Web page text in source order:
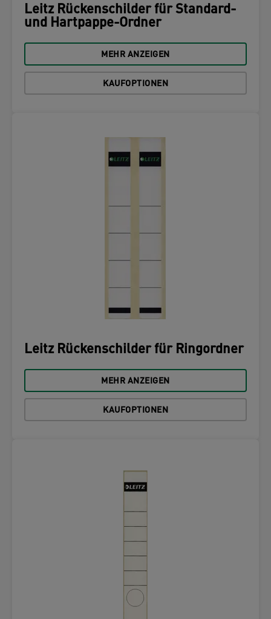
Leitz Rückenschilder für Standard-
und Hartpappe-Ordner
MEHR ANZEIGEN
KAUFOPTIONEN
Leitz Rückenschilder für Ringordner
MEHR ANZEIGEN
KAUFOPTIONEN